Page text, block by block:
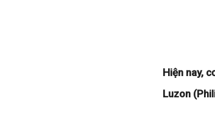
Hiện nay,
Luzon